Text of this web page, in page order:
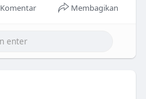
Komentar Membagikan